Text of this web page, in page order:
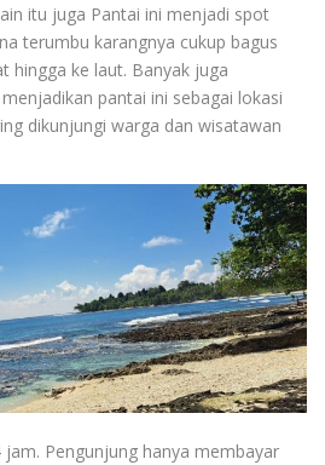
itu juga Pantai ini menjadi spot
terumbu karangnya cukup bagus
hingga ke laut. Banyak juga
pantai ini sebagai lokasi
dikunjungi warga dan wisatawan
jam. Pengunjung hanya membayar